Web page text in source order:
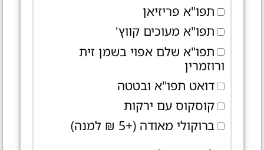
תפו"א פריזיאן
תפו"א מעוכים קווץ'
תפו"א שלם אפוי בשמן זית
ורוזמרין
דואט תפו"א ובטטה
קוסקוס עם ירקות
ברוקולי מאודה (+5 ₪ למנה)